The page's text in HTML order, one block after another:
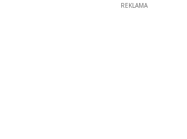
REKLAMA